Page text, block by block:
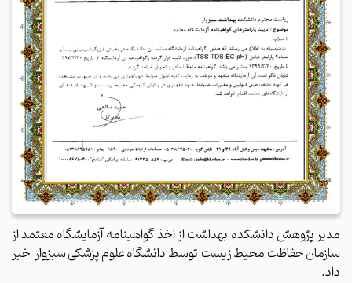
مدیر پژوهش دانشکده بهداشتاز اخذ گواهینامه آزمایشگاه معتمد از
سازمان حفاظت محیط زیست توسط دانشگاه علوم پزشکی سبزوار خبر
داد.